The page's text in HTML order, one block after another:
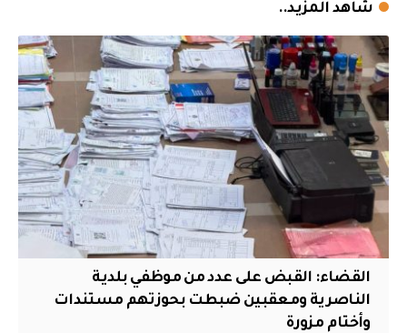
شاهد المزيد..
القضاء: القبض على عدد من موظفي بلدية
الناصرية ومعقبين ضبطت بحوزتهم مستندات
وأختام مزورة